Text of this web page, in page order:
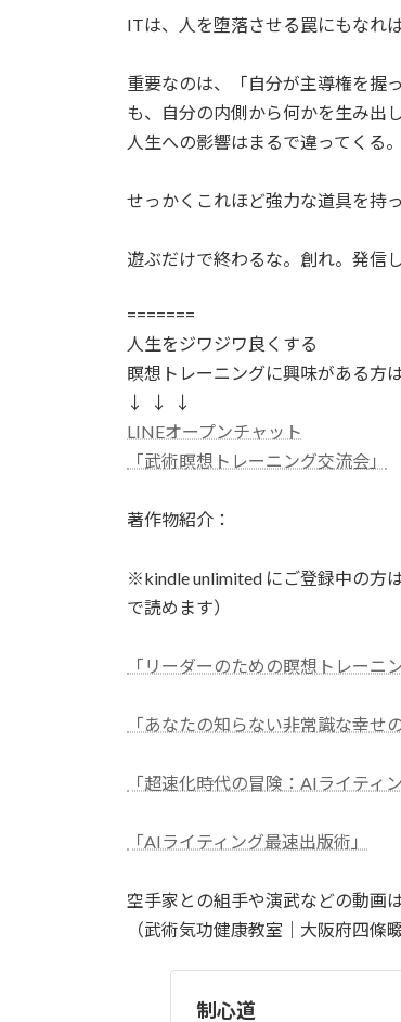
ITは、人を堕落させる罠にもなれ
重要なのは、「自分が主導権を握
も、自分の内側から何かを生み出
人生への影響はまるで違ってくる。
せっかくこれほど強力な道具を持
遊ぶだけで終わるな。創れ。発信
=======
人生をジワジワ良くする
瞑想トレーニングに興味がある方
↓ ↓ ↓
LINEオープンチャット
「武術瞑想トレーニング交流会」
著作物紹介：
※kindle unlimited にご登録中の方
で読めます）
「リーダーのための瞑想トレーニン
「あなたの知らない非常識な幸せ
「超速化時代の冒険：AIライティ
「AIライティング最速出版術」
空手家との組手や演武などの動画
（武術気功健康教室｜大阪府四條畷
制心道